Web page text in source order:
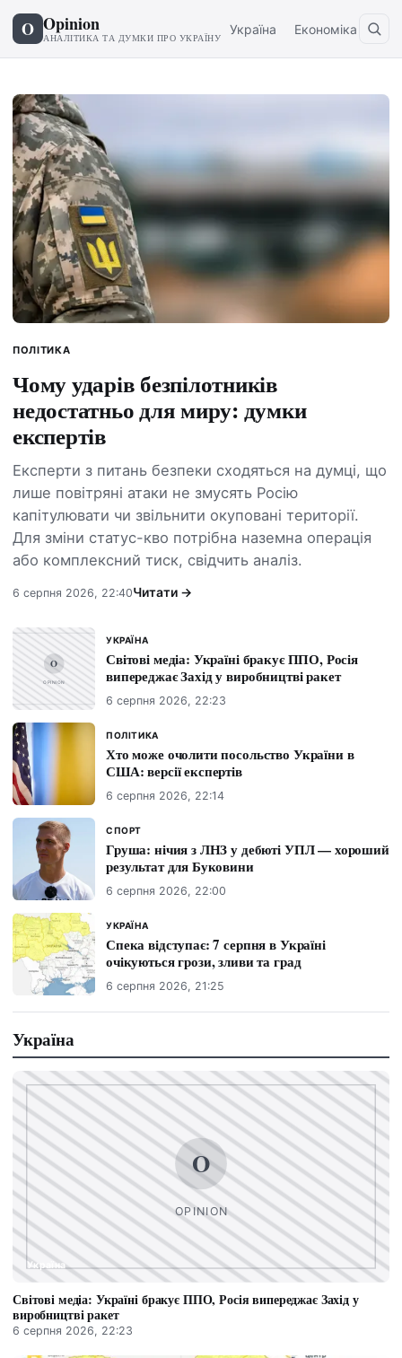
O Opinion
АНАЛІТИКА ТА ДУМКИ ПРО УКРАЇНУ
Україна Економіка Світ
ПОЛІТИКА
Чому ударів безпілотників
недостатньо для миру: думки
експертів
Експерти з питань безпеки сходяться на думці, що
лише повітряні атаки не змусять Росію
капітулювати чи звільнити окуповані території.
Для зміни статус-кво потрібна наземна операція
або комплексний тиск, свідчить аналіз.
6 серпня 2026, 22:40Читати →
УКРАЇНА
Світові медіа: Україні бракує ППО, Росія
випереджає Захід у виробництві ракет
6 серпня 2026, 22:23
ПОЛІТИКА
Хто може очолити посольство України в
США: версії експертів
6 серпня 2026, 22:14
СПОРТ
Груша: нічия з ЛНЗ у дебюті УПЛ — хороший
результат для Буковини
6 серпня 2026, 22:00
УКРАЇНА
Спека відступає: 7 серпня в Україні
очікуються грози, зливи та град
6 серпня 2026, 21:25
Україна
Україна
Світові медіа: Україні бракує ППО, Росія випереджає Захід у
виробництві ракет
6 серпня 2026, 22:23